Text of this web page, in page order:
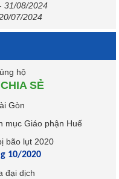
31/08/2024
07/2024
SẺ
10/2020